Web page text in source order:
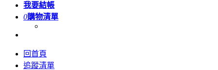
我要結帳
0購物清單
回首頁
追蹤清單